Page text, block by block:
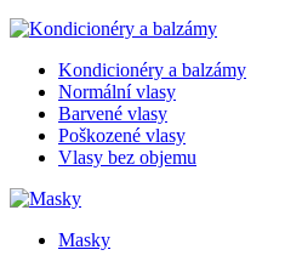
Kondicionéry a balzámy
Normální vlasy
Barvené vlasy
Poškozené vlasy
Vlasy bez objemu
Masky